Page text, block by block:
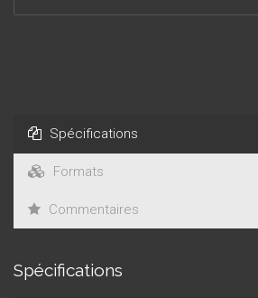
l’immortalité.
Spécifications
Formats
Commentaires
Spécifications